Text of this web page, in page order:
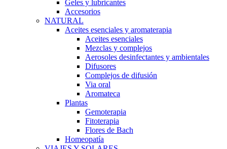
Geles y lubricantes
Accesorios
NATURAL
Aceites esenciales y aromaterapia
Aceites esenciales
Mezclas y complejos
Aerosoles desinfectantes y ambientales
Difusores
Complejos de difusión
Via oral
Aromateca
Plantas
Gemoterapia
Fitoterapia
Flores de Bach
Homeopatía